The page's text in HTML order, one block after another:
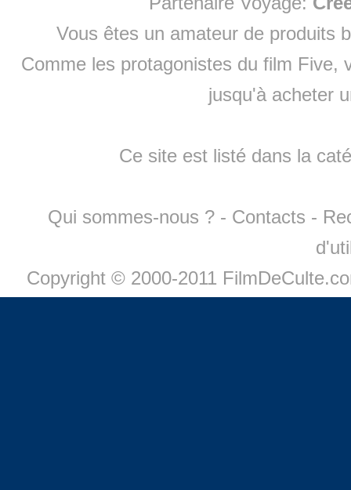
Vous êtes un amateur de produits
Comme les protagonistes du film Five,
jusqu'à acheter
Ce site est listé dans la
Qui sommes-nous ? - Contacts -
Copyright © 2000-2011